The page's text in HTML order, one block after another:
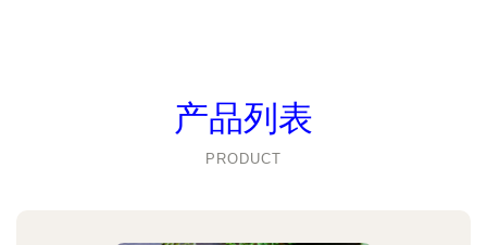
产品列表
PRODUCT